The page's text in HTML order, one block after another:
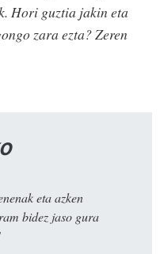
Hori guztia jakin eta
zara ezta? Zeren
eta azken
bidez jaso gura